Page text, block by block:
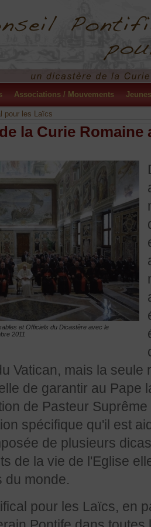
Associations / Mouvements Jeunes
pour les Laïcs
la Curie Romaine
et Officiels du Dicastère avec le
2011
Vatican, mais la seule
de garantir au Pape
de Pasteur
spécifique qu'il est
de plusieurs
de la vie de l'Eglise
du monde.
pour les Laïcs, en